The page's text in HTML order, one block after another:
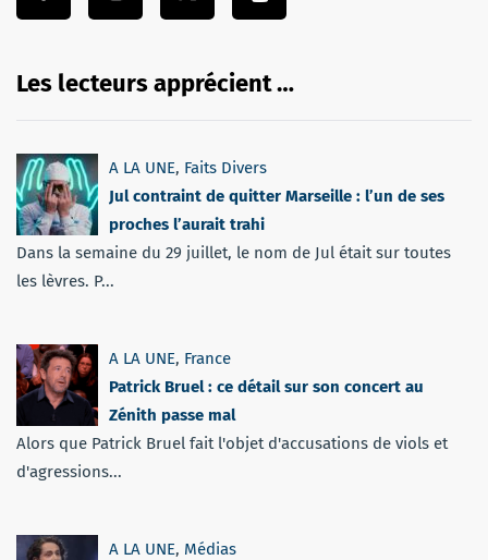
Les lecteurs apprécient …
A LA UNE, Faits Divers
Jul contraint de quitter Marseille : l’un de ses
proches l’aurait trahi
Dans la semaine du 29 juillet, le nom de Jul était sur toutes
les lèvres. P...
A LA UNE, France
Patrick Bruel : ce détail sur son concert au
Zénith passe mal
Alors que Patrick Bruel fait l'objet d'accusations de viols et
d'agressions...
A LA UNE, Médias